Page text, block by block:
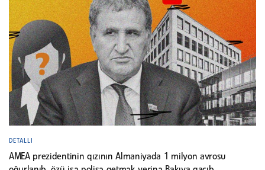
DETALLI
AMEA prezidentinin qızının Almaniyada 1 milyon avrosu